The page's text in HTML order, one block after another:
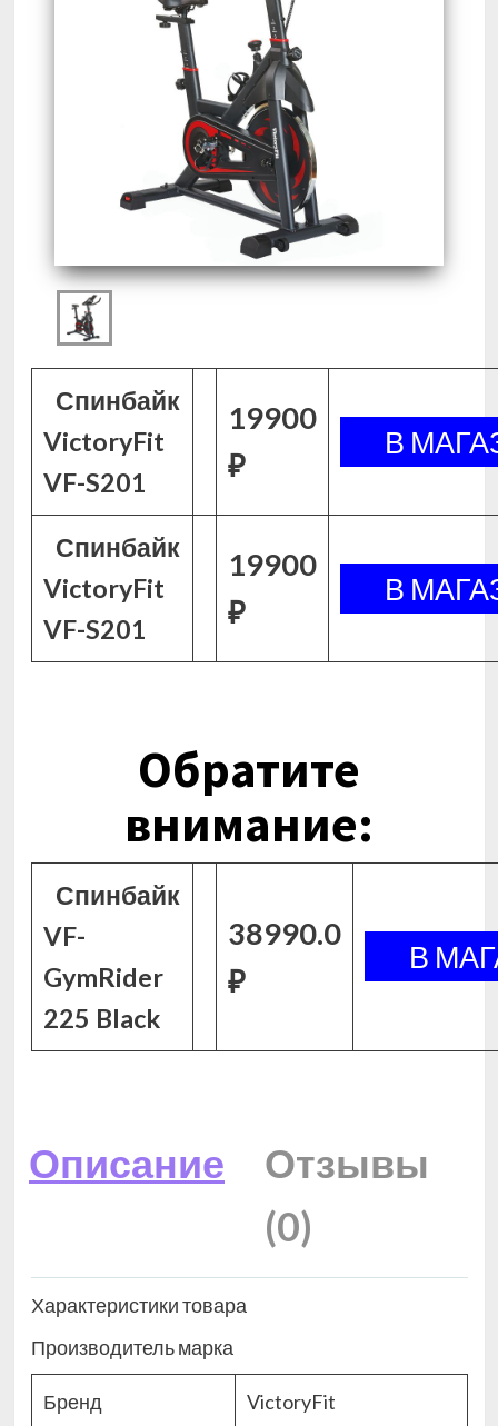
Спинбайк
VictoryFit
VF-S201
19900
₽
Спинбайк
VictoryFit
VF-S201
19900
₽
Обратите
внимание:
Спинбайк
VF-
GymRider
225 Black
38990.0
₽
Описание
Отзывы
(0)
Характеристики товара
Производитель марка
Бренд VictoryFit